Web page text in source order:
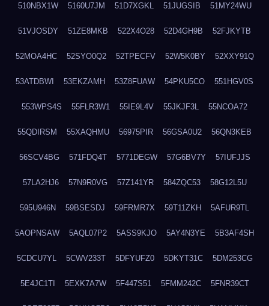
510NBX1W 5160U7JM 51D7XGKL 51JUGSIB 51MY24WU
51VJOSDY 51ZE8MKB 522X4O28 52D4GH9B 52FJKYTB
52MOA4HC 52SYO0Q2 52TPECFV 52W5K0BY 52XXY91Q
53ATDBWI 53EKZAMH 53Z8FUAW 54PKU5CO 551HGV0S
553WPS4S 55FLR3W1 55IE9L4V 55JKJF3L 55NCOA72
55QDIRSM 55XAQHMU 56975PIR 56GSA0U2 56QN3KEB
56SCV4BG 571FDQ4T 5771DEGW 57G6BV7Y 57IUFJJS
57LA2HJ6 57N9R0VG 57Z141YR 584ZQC53 58G12L5U
595U946N 59BSESDJ 59FRMR7X 59T11ZKH 5AFUR9TL
5AOPNSAW 5AQL07P2 5ASS9KJO 5AY4N3YE 5B3AF4SH
5CDCU7YL 5CWV233T 5DFYUFZ0 5DKYT31C 5DM253CG
5E4JC1TI 5EXK7A7W 5F447S51 5FMM242C 5FNR39CT